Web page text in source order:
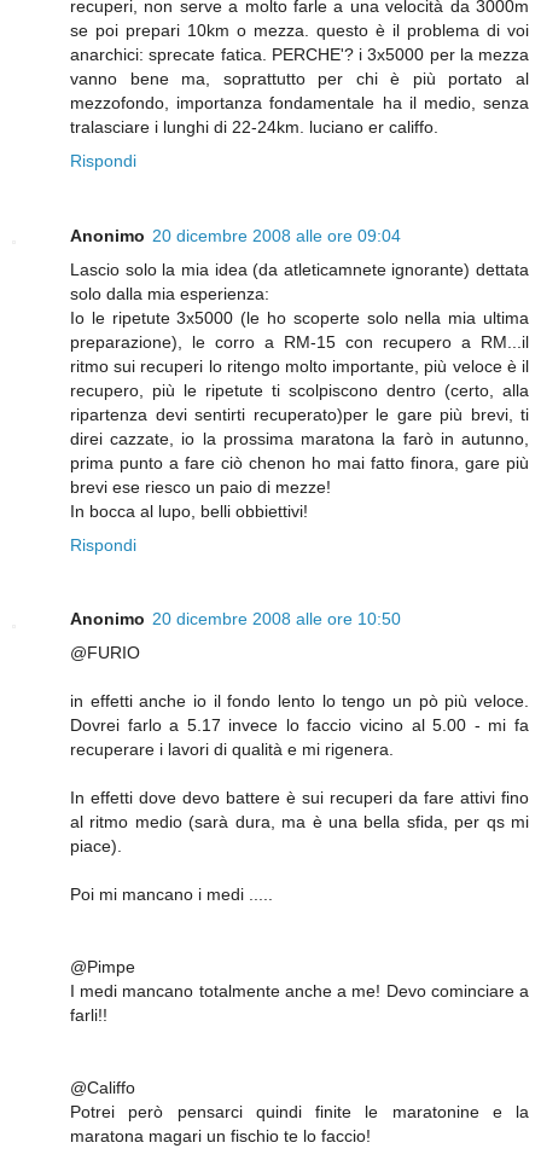
recuperi, non serve a molto farle a una velocità da 3000m
se poi prepari 10km o mezza. questo è il problema di voi
anarchici: sprecate fatica. PERCHE'? i 3x5000 per la mezza
vanno bene ma, soprattutto per chi è più portato al
mezzofondo, importanza fondamentale ha il medio, senza
tralasciare i lunghi di 22-24km. luciano er califfo.
Rispondi
Anonimo 20 dicembre 2008 alle ore 09:04
Lascio solo la mia idea (da atleticamnete ignorante) dettata
solo dalla mia esperienza:
Io le ripetute 3x5000 (le ho scoperte solo nella mia ultima
preparazione), le corro a RM-15 con recupero a RM...il
ritmo sui recuperi lo ritengo molto importante, più veloce è il
recupero, più le ripetute ti scolpiscono dentro (certo, alla
ripartenza devi sentirti recuperato)per le gare più brevi, ti
direi cazzate, io la prossima maratona la farò in autunno,
prima punto a fare ciò chenon ho mai fatto finora, gare più
brevi ese riesco un paio di mezze!
In bocca al lupo, belli obbiettivi!
Rispondi
Anonimo 20 dicembre 2008 alle ore 10:50
@FURIO
in effetti anche io il fondo lento lo tengo un pò più veloce.
Dovrei farlo a 5.17 invece lo faccio vicino al 5.00 - mi fa
recuperare i lavori di qualità e mi rigenera.
In effetti dove devo battere è sui recuperi da fare attivi fino
al ritmo medio (sarà dura, ma è una bella sfida, per qs mi
piace).
Poi mi mancano i medi .....
@Pimpe
I medi mancano totalmente anche a me! Devo cominciare a
farli!!
@Califfo
Potrei però pensarci quindi finite le maratonine e la
maratona magari un fischio te lo faccio!